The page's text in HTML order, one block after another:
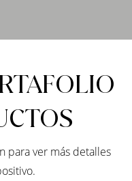
para ver más detalles